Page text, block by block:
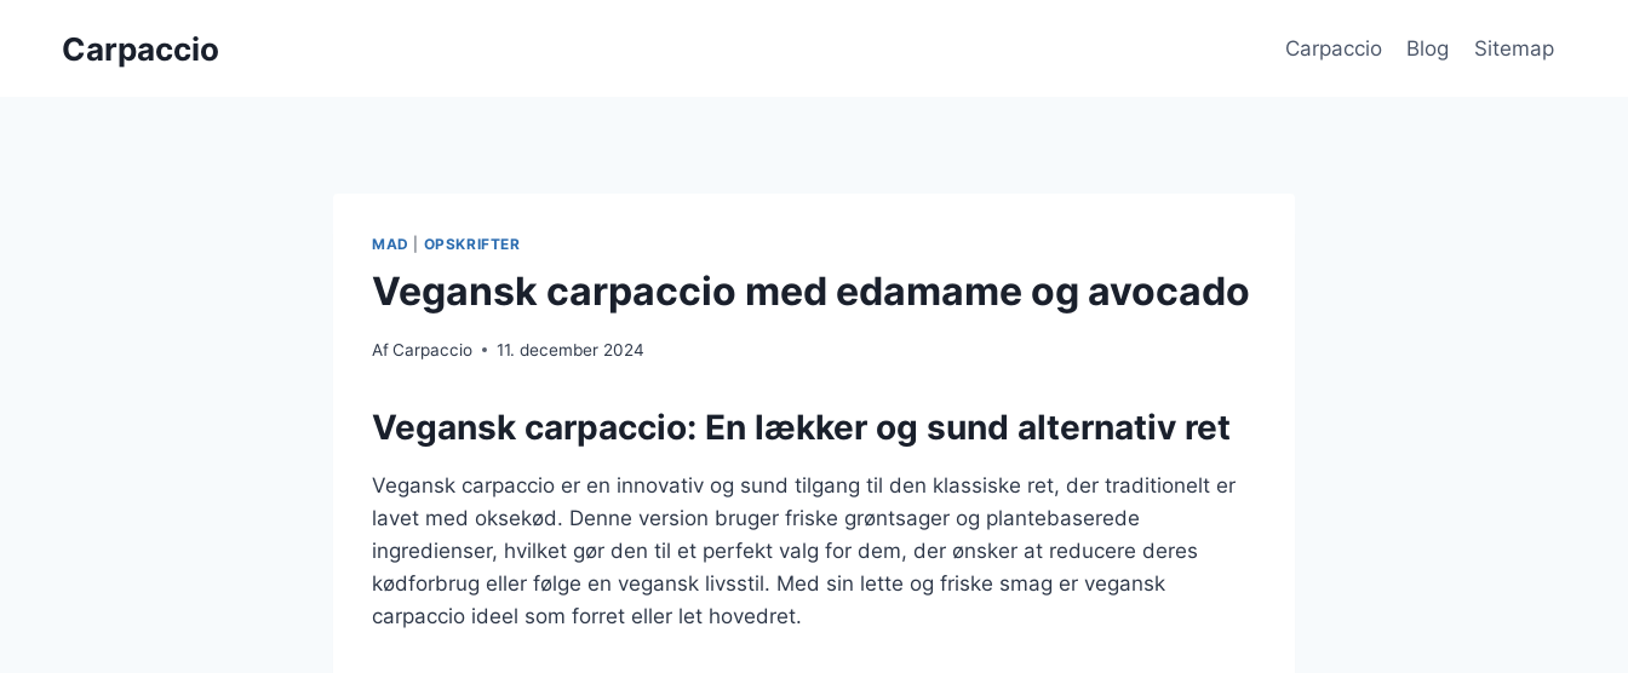
Carpaccio Carpaccio Blog Sitemap
MAD OPSKRIFTER
Vegansk carpaccio med edamame og avocado
AfCarpaccio 11. december 2024
Vegansk carpaccio: En lækker og sund alternativ ret
Vegansk carpaccio er en innovativ og sund tilgang til den klassiske ret, der traditionelt er
lavet med oksekød. Denne version bruger friske grøntsager og plantebaserede
ingredienser, hvilket gør den til et perfekt valg for dem, der ønsker at reducere deres
kødforbrug eller følge en vegansk livsstil. Med sin lette og friske smag er vegansk
carpaccio ideel som forret eller let hovedret.